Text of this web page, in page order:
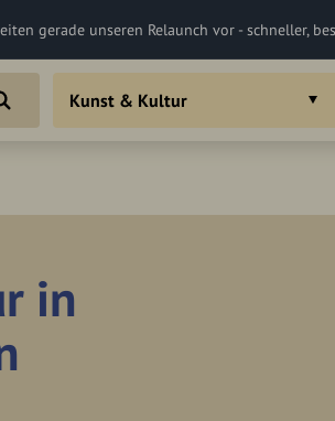
gerade unseren Relaunch vor - schneller,
Kunst & Kultur
in